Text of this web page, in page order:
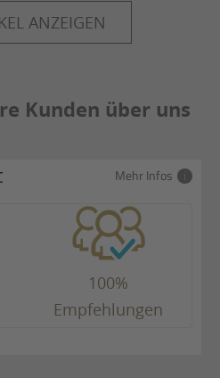
ANZEIGEN
Kunden über uns
Mehr Infos
100%
Empfehlungen